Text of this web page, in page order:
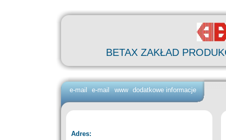
BETAX ZAKŁAD
e-mail e-mail www dodatkowe informacje
Adres: